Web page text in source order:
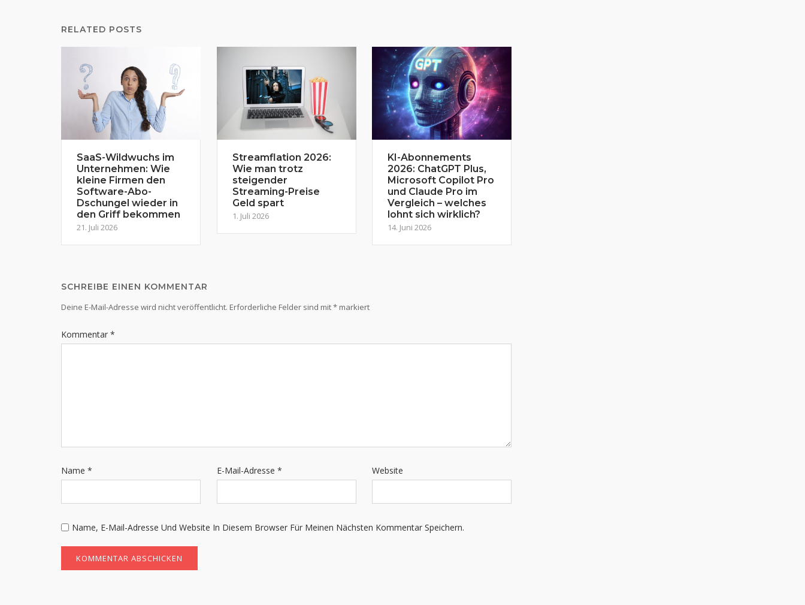
RELATED POSTS
SaaS-Wildwuchs im
Unternehmen: Wie
kleine Firmen den
Software-Abo-
Dschungel wieder in
den Griff bekommen
21. Juli 2026
Streamflation 2026:
Wie man trotz
steigender
Streaming-Preise
Geld spart
1. Juli 2026
KI-Abonnements
2026: ChatGPT Plus,
Microsoft Copilot Pro
und Claude Pro im
Vergleich – welches
lohnt sich wirklich?
14. Juni 2026
SCHREIBE EINEN KOMMENTAR
Deine E-Mail-Adresse wird nicht veröffentlicht. Erforderliche Felder sind mit* markiert
Kommentar *
Name * E-Mail-Adresse * Website
Name, E-Mail-Adresse Und Website In Diesem Browser Für Meinen Nächsten Kommentar Speichern.